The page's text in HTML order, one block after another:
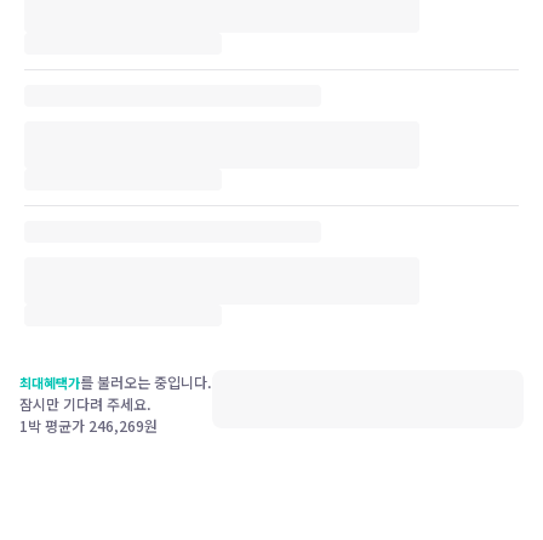
최대혜택가를 불러오는 중입니다.
잠시만 기다려 주세요.
1박 평균가 246,269원